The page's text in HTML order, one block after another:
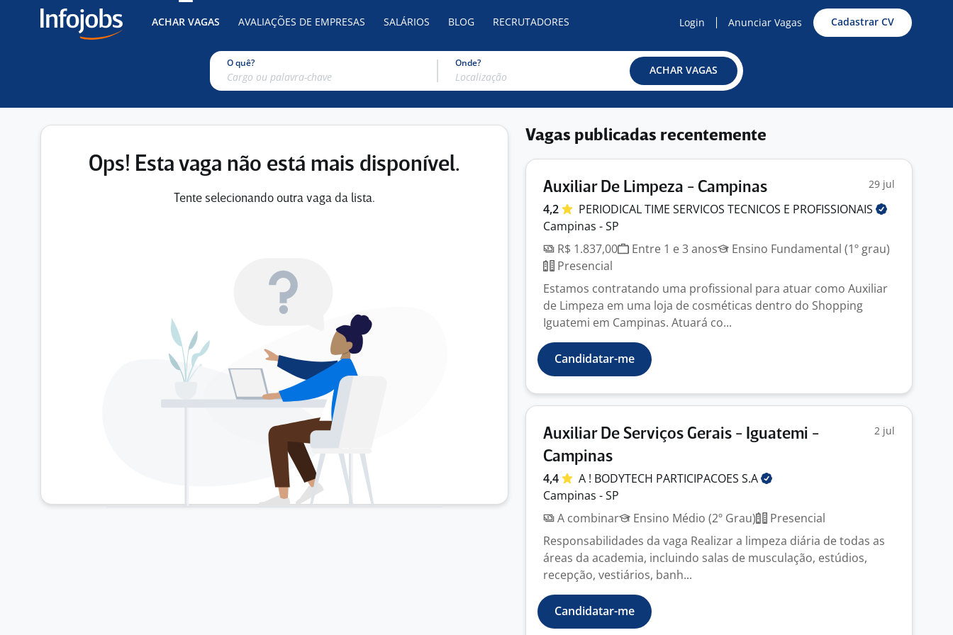
ACHAR VAGAS AVALIAÇÕES DE EMPRESAS SALÁRIOS BLOG RECRUTADORES Login Anunciar Vagas Cadastrar CV
O quê? Onde?
ACHAR VAGAS
Ops! Esta vaga não está mais disponível.
Tente selecionando outra vaga da lista.
Vagas publicadas recentemente
Auxiliar De Limpeza - Campinas 29 jul
4,2 PERIODICAL TIME SERVICOS TECNICOS E PROFISSIONAIS
Campinas - SP
R$ 1.837,00
Entre 1 e 3 anos
Ensino Fundamental (1º grau)
Presencial
Estamos contratando uma profissional para atuar como Auxiliar
de Limpeza em uma loja de cosméticas dentro do Shopping
Iguatemi em Campinas. Atuará co...
Candidatar-me
Auxiliar De Serviços Gerais - Iguatemi -
Campinas
2 jul
4,4 A ! BODYTECH PARTICIPACOES S.A
Campinas - SP
A combinar
Ensino Médio (2º Grau)
Presencial
Responsabilidades da vaga Realizar a limpeza diária de todas as
áreas da academia, incluindo salas de musculação, estúdios,
recepção, vestiários, banh...
Candidatar-me